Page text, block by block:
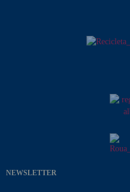
NEWSLETTER